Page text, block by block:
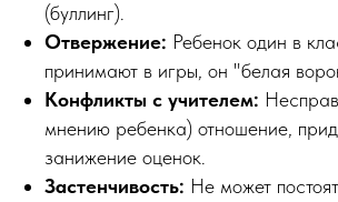
(буллинг).
Отвержение: Ребенок один в
принимают в игры, он "белая
Конфликты с учителем:
мнению ребенка) отношение,
занижение оценок.
Застенчивость: Не может